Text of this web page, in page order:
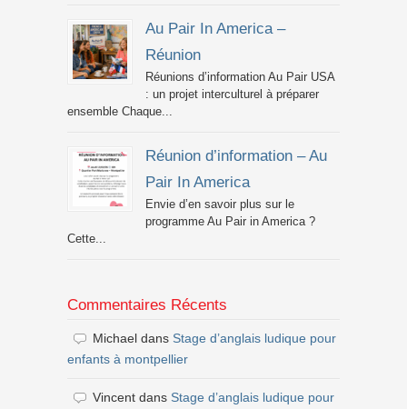
Au Pair In America –
Réunion
Réunions d’information Au Pair USA
: un projet interculturel à préparer
ensemble Chaque...
Réunion d’information – Au
Pair In America
Envie d’en savoir plus sur le
programme Au Pair in America ?
Cette...
Commentaires Récents
Michael dans Stage d’anglais ludique pour
enfants à montpellier
Vincent dans Stage d’anglais ludique pour